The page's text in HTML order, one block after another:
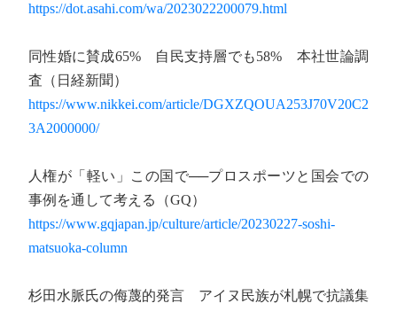
https://dot.asahi.com/wa/2023022200079.html
同性婚に賛成65% 自民支持層でも58% 本社世論調
査（日経新聞）
https://www.nikkei.com/article/DGXZQOUA253J70V20C2
3A2000000/
人権が「軽い」この国で──プロスポーツと国会での
事例を通して考える（GQ）
https://www.gqjapan.jp/culture/article/20230227-soshi-
matsuoka-column
杉田水脈氏の侮蔑的発言 アイヌ民族が札幌で抗議集